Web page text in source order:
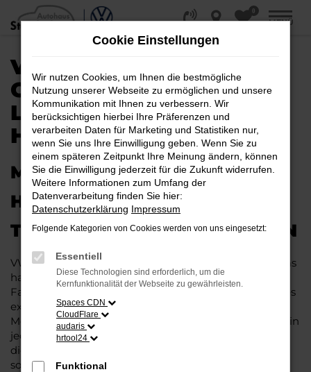
Zum
Hauptinhalt
0
MENÜ
VW TOUAREG
GEBRAUCHTWAGEN |
LIEFERSERVICE NACH
HAMBURG
MIT RABATT DURCH
HAMBURG MIT DEM VW
TOUAREG GEBRAUCHTWAGEN
VW Touareg Gebrauchtwagen liegen im Trend und das
hat einen vergleichsweise einfachen Grund. Ob für
Fahrten in und um Hamburg oder längere Strecken: es
existieren schlichtweg kaum Fahrzeuge, die diesem
Modell das Wasser reichen können. Die Qualität steht in
jeder Modellgeneration außer Frage. Hinzu kommen
die vielfältigen Möglichkeiten einer Individualisierung
sowie die zahlreichen Assistenzsysteme. Ein VW
Cookie Einstellungen
Wir nutzen Cookies, um Ihnen die bestmögliche
Nutzung unserer Webseite zu ermöglichen und unsere
Kommunikation mit Ihnen zu verbessern. Wir
berücksichtigen hierbei Ihre Präferenzen und
verarbeiten Daten für Marketing und Statistiken nur,
wenn Sie uns Ihre Einwilligung geben. Wenn Sie zu
einem späteren Zeitpunkt Ihre Meinung ändern, können
Sie die Einwilligung jederzeit für die Zukunft widerrufen.
Weitere Informationen zum Umfang der
Datenverarbeitung finden Sie hier:
Datenschutzerklärung Impressum
Folgende Kategorien von Cookies werden von uns eingesetzt:
Essentiell
Diese Technologien sind erforderlich, um die
Kernfunktionalität der Webseite zu gewährleisten.
Spaces CDN
CloudFlare
audaris
hrtool24
Funktional